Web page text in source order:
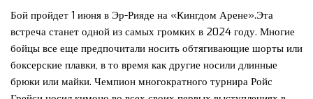
Бой пройдет 1 июня в Эр-Рияде на «Кингдом Арене».Эта
встреча станет одной из самых громких в 2024 году. Многие
бойцы все еще предпочитали носить обтягивающие шорты или
боксерские плавки, в то время как другие носили длинные
брюки или майки. Чемпион многократного турнира Ройс